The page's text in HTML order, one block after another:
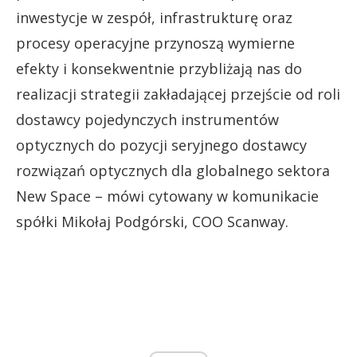
inwestycje w zespół, infrastrukturę oraz
procesy operacyjne przynoszą wymierne
efekty i konsekwentnie przybliżają nas do
realizacji strategii zakładającej przejście od roli
dostawcy pojedynczych instrumentów
optycznych do pozycji seryjnego dostawcy
rozwiązań optycznych dla globalnego sektora
New Space – mówi cytowany w komunikacie
spółki Mikołaj Podgórski, COO Scanway.